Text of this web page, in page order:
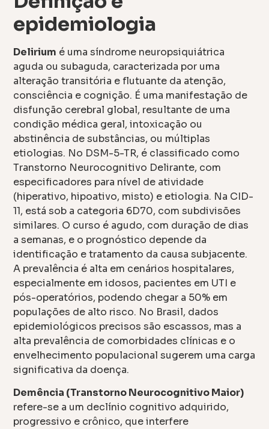
epidemiologia
Delirium é uma síndrome neuropsiquiátrica
aguda ou subaguda, caracterizada por uma
alteração transitória e flutuante da atenção,
consciência e cognição. É uma manifestação de
disfunção cerebral global, resultante de uma
condição médica geral, intoxicação ou
abstinência de substâncias, ou múltiplas
etiologias. No DSM-5-TR, é classificado como
Transtorno Neurocognitivo Delirante, com
especificadores para nível de atividade
(hiperativo, hipoativo, misto) e etiologia. Na CID-
11, está sob a categoria 6D70, com subdivisões
similares. O curso é agudo, com duração de dias
a semanas, e o prognóstico depende da
identificação e tratamento da causa subjacente.
A prevalência é alta em cenários hospitalares,
especialmente em idosos, pacientes em UTI e
pós-operatórios, podendo chegar a 50% em
populações de alto risco. No Brasil, dados
epidemiológicos precisos são escassos, mas a
alta prevalência de comorbidades clínicas e o
envelhecimento populacional sugerem uma carga
significativa da doença.
Demência (Transtorno Neurocognitivo Maior)
refere-se a um declínio cognitivo adquirido,
progressivo e crônico, que interfere